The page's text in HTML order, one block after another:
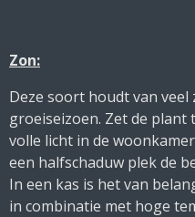
Zon:
Deze soort houdt van
groeiseizoen. Zet de
volle licht in de
een halfschaduw plek de
In een kas is het van
in combinatie met hoge